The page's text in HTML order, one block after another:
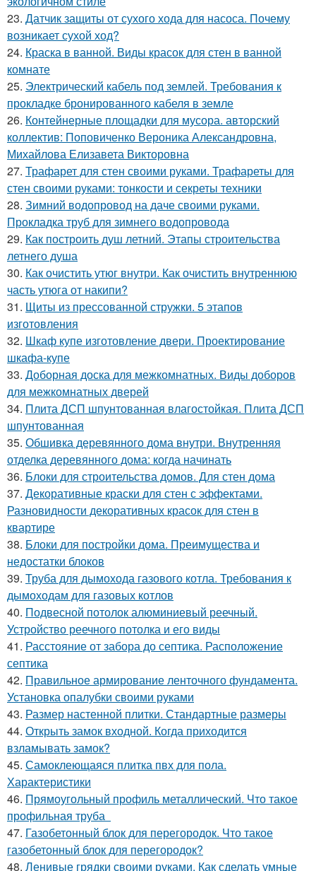
23. Датчик защиты от сухого хода для насоса. Почему
возникает сухой ход?
24. Краска в ванной. Виды красок для стен в ванной
комнате
25. Электрический кабель под землей. Требования к
прокладке бронированного кабеля в земле
26. Контейнерные площадки для мусора. авторский
коллектив: Поповиченко Вероника Александровна,
Михайлова Елизавета Викторовна
27. Трафарет для стен своими руками. Трафареты для
стен своими руками: тонкости и секреты техники
28. Зимний водопровод на даче своими руками.
Прокладка труб для зимнего водопровода
29. Как построить душ летний. Этапы строительства
летнего душа
30. Как очистить утюг внутри. Как очистить внутреннюю
часть утюга от накипи?
31. Щиты из прессованной стружки. 5 этапов
изготовления
32. Шкаф купе изготовление двери. Проектирование
шкафа-купе
33. Доборная доска для межкомнатных. Виды доборов
для межкомнатных дверей
34. Плита ДСП шпунтованная влагостойкая. Плита ДСП
шпунтованная
35. Обшивка деревянного дома внутри. Внутренняя
отделка деревянного дома: когда начинать
36. Блоки для строительства домов. Для стен дома
37. Декоративные краски для стен с эффектами.
Разновидности декоративных красок для стен в
квартире
38. Блоки для постройки дома. Преимущества и
недостатки блоков
39. Труба для дымохода газового котла. Требования к
дымоходам для газовых котлов
40. Подвесной потолок алюминиевый реечный.
Устройство реечного потолка и его виды
41. Расстояние от забора до септика. Расположение
септика
42. Правильное армирование ленточного фундамента.
Установка опалубки своими руками
43. Размер настенной плитки. Стандартные размеры
44. Открыть замок входной. Когда приходится
взламывать замок?
45. Самоклеющаяся плитка пвх для пола.
Характеристики
46. Прямоугольный профиль металлический. Что такое
профильная труба
47. Газобетонный блок для перегородок. Что такое
газобетонный блок для перегородок?
48. Ленивые грядки своими руками. Как сделать умные